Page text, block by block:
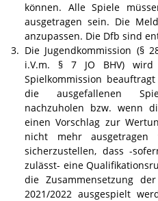
können. Alle Spiele
ausgetragen sein. Die
anzupassen. Die Dfb sind
Die Jugendkommission (§
i.V.m. § 7 JO BHV)
Spielkommission
die ausgefallenen
nachzuholen bzw. wenn
einen Vorschlag zur
nicht mehr
sicherzustellen, dass -
zulässt- eine
die Zusammensetzung
2021/2022 ausgespielt